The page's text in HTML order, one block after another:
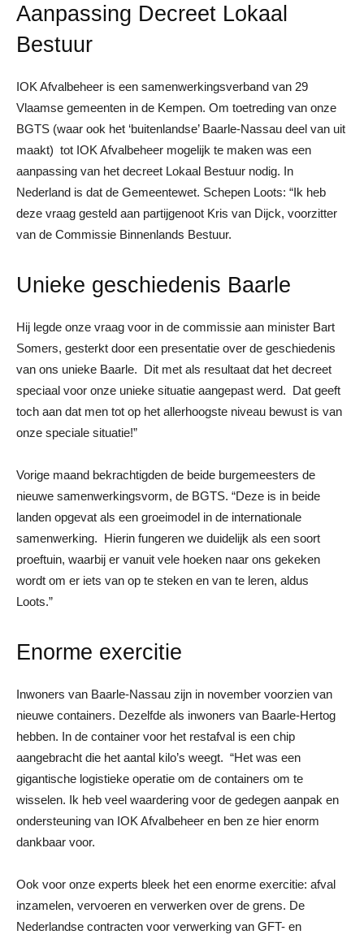
Aanpassing Decreet Lokaal
Bestuur
IOK Afvalbeheer is een samenwerkingsverband van 29
Vlaamse gemeenten in de Kempen. Om toetreding van onze
BGTS (waar ook het ‘buitenlandse’ Baarle-Nassau deel van uit
maakt) tot IOK Afvalbeheer mogelijk te maken was een
aanpassing van het decreet Lokaal Bestuur nodig. In
Nederland is dat de Gemeentewet. Schepen Loots: “Ik heb
deze vraag gesteld aan partijgenoot Kris van Dijck, voorzitter
van de Commissie Binnenlands Bestuur.
Unieke geschiedenis Baarle
Hij legde onze vraag voor in de commissie aan minister Bart
Somers, gesterkt door een presentatie over de geschiedenis
van ons unieke Baarle. Dit met als resultaat dat het decreet
speciaal voor onze unieke situatie aangepast werd. Dat geeft
toch aan dat men tot op het allerhoogste niveau bewust is van
onze speciale situatie!”
Vorige maand bekrachtigden de beide burgemeesters de
nieuwe samenwerkingsvorm, de BGTS. “Deze is in beide
landen opgevat als een groeimodel in de internationale
samenwerking. Hierin fungeren we duidelijk als een soort
proeftuin, waarbij er vanuit vele hoeken naar ons gekeken
wordt om er iets van op te steken en van te leren, aldus
Loots.”
Enorme exercitie
Inwoners van Baarle-Nassau zijn in november voorzien van
nieuwe containers. Dezelfde als inwoners van Baarle-Hertog
hebben. In de container voor het restafval is een chip
aangebracht die het aantal kilo’s weegt. “Het was een
gigantische logistieke operatie om de containers om te
wisselen. Ik heb veel waardering voor de gedegen aanpak en
ondersteuning van IOK Afvalbeheer en ben ze hier enorm
dankbaar voor.
Ook voor onze experts bleek het een enorme exercitie: afval
inzamelen, vervoeren en verwerken over de grens. De
Nederlandse contracten voor verwerking van GFT- en